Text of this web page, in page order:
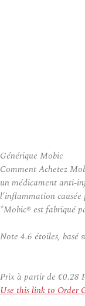
Générique Mobic
Comment Achetez
un médicament anti-
l’inflammation
*Mobic® est fabriqué
Note 4.6 étoiles, basé
Prix à partir de €0.28
Use this link to Order